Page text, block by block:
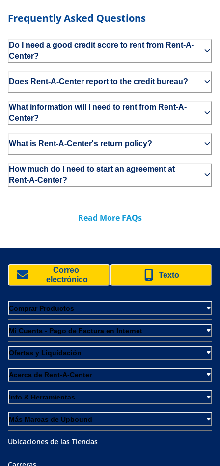
Frequently Asked Questions
Do I need a good credit score to rent from Rent-A-
Center?
Does Rent-A-Center report to the credit bureau?
What information will I need to rent from Rent-A-
Center?
What is Rent-A-Center's return policy?
How much do I need to start an agreement at
Rent-A-Center?
Read More FAQs
Correo
electrónico
Texto
Comprar Productos
Mi Cuenta - Pago de Factura en Internet
Ofertas y Liquidación
Acerca de Rent-A-Center
Info & Herramientas
Más Marcas de Upbound
Ubicaciones de las Tiendas